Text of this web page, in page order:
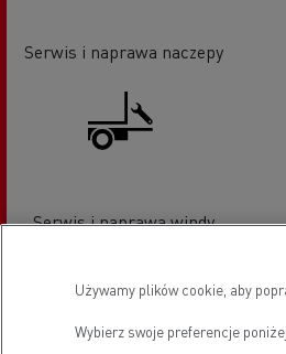
Serwis i naprawa naczepy
Serwis i naprawa windy
Używamy plików cookie, aby
Wybierz swoje preferencje